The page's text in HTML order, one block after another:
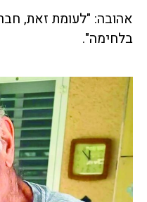
אהובה: "לעומת זאת,
בלחימה".